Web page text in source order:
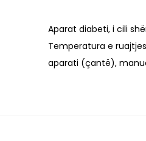
Aparat diabeti, i cili
Temperatura e
aparati (çantë),